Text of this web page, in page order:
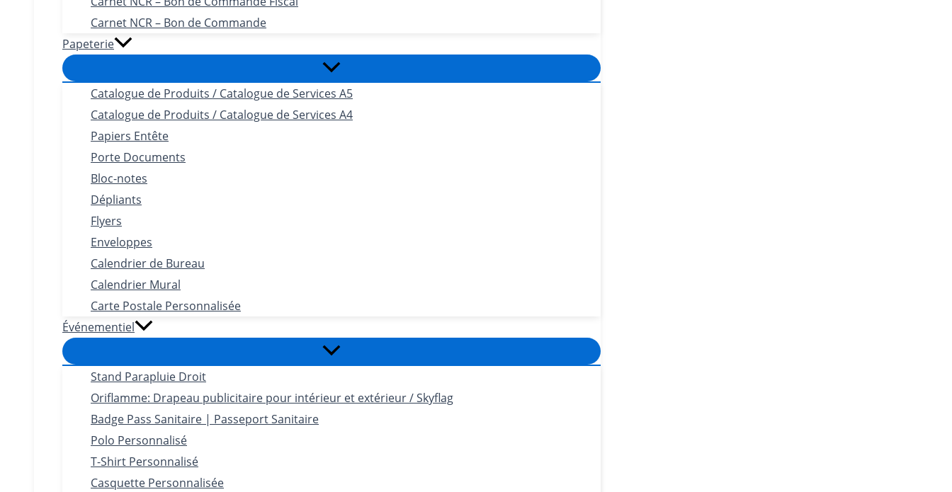
Carnet NCR – Bon de Commande
Papeterie
Catalogue de Produits / Catalogue de Services A5
Catalogue de Produits / Catalogue de Services A4
Papiers Entête
Porte Documents
Bloc-notes
Dépliants
Flyers
Enveloppes
Calendrier de Bureau
Calendrier Mural
Carte Postale Personnalisée
Événementiel
Stand Parapluie Droit
Oriflamme: Drapeau publicitaire pour intérieur et extérieur / Skyflag
Badge Pass Sanitaire | Passeport Sanitaire
Polo Personnalisé
T-Shirt Personnalisé
Casquette Personnalisée